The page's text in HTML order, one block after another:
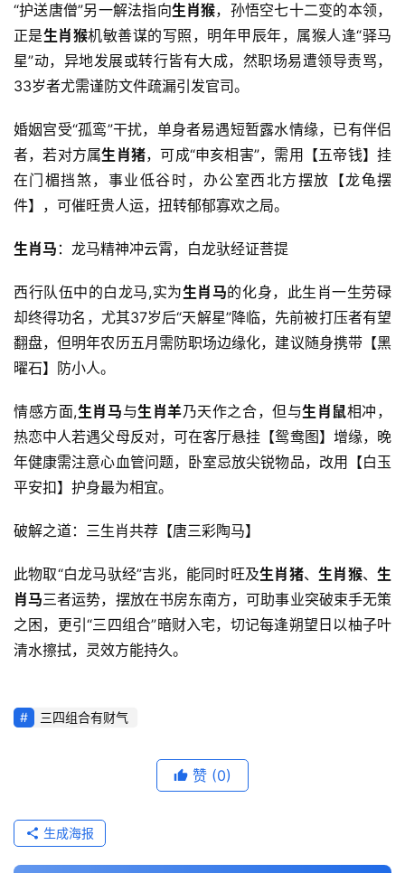
“护送唐僧”另一解法指向生肖猴，孙悟空七十二变的本领，
正是生肖猴机敏善谋的写照，明年甲辰年，属猴人逢“驿马
星”动，异地发展或转行皆有大成，然职场易遭领导责骂，
33岁者尤需谨防文件疏漏引发官司。
婚姻宫受“孤鸾”干扰，单身者易遇短暂露水情缘，已有伴侣
者，若对方属生肖猪，可成“申亥相害”，需用【五帝钱】挂
在门楣挡煞，事业低谷时，办公室西北方摆放【龙龟摆
件】，可催旺贵人运，扭转郁郁寡欢之局。
生肖马 ：龙马精神冲云霄，白龙驮经证菩提
西行队伍中的白龙马,实为生肖马的化身，此生肖一生劳碌
却终得功名，尤其37岁后“天解星”降临，先前被打压者有望
翻盘，但明年农历五月需防职场边缘化，建议随身携带【黑
曜石】防小人。
情感方面,生肖马与生肖羊乃天作之合，但与生肖鼠相冲，
热恋中人若遇父母反对，可在客厅悬挂【鸳鸯图】增缘，晚
年健康需注意心血管问题，卧室忌放尖锐物品，改用【白玉
平安扣】护身最为相宜。
破解之道：三生肖共荐【唐三彩陶马】
此物取“白龙马驮经”吉兆，能同时旺及生肖猪、生肖猴、生
肖马三者运势，摆放在书房东南方，可助事业突破束手无策
之困，更引“三四组合”暗财入宅，切记每逢朔望日以柚子叶
清水擦拭，灵效方能持久。
三四组合有财气
赞 (0)
生成海报